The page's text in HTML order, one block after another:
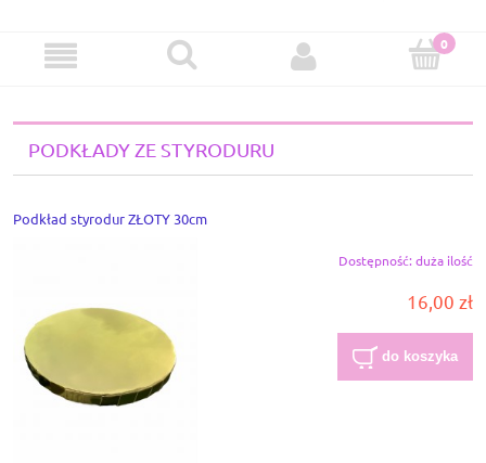
PODKŁADY ZE STYRODURU
Podkład styrodur ZŁOTY 30cm
Dostępność: duża ilość
16,00 zł
do koszyka